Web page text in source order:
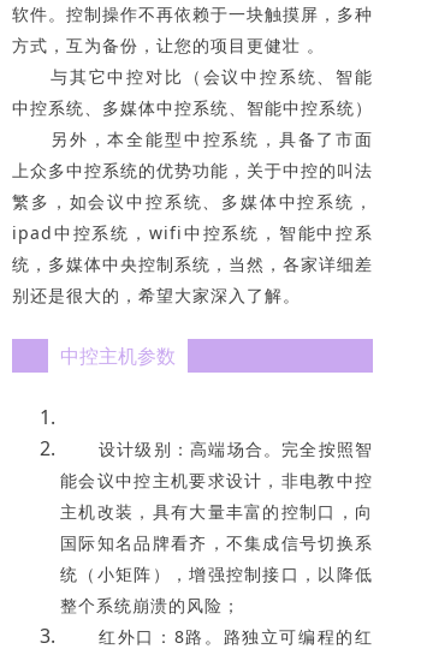
软件。控制操作不再依赖于一块触摸屏，多种
方式，互为备份，让您的项目更健壮 。
与其它中控对比（会议中控系统、智能
中控系统、多媒体中控系统、智能中控系统）
另外，本全能型中控系统，具备了市面
上众多中控系统的优势功能，关于中控的叫法
繁多，如会议中控系统、多媒体中控系统，
ipad中控系统，wifi中控系统，智能中控系
统，多媒体中央控制系统，当然，各家详细差
别还是很大的，希望大家深入了解。
中控主机参数
设计级别：高端场合。完全按照智
能会议中控主机要求设计，非电教中控
主机改装，具有大量丰富的控制口，向
国际知名品牌看齐，不集成信号切换系
统（小矩阵），增强控制接口，以降低
整个系统崩溃的风险；
红外口：8路。路独立可编程的红